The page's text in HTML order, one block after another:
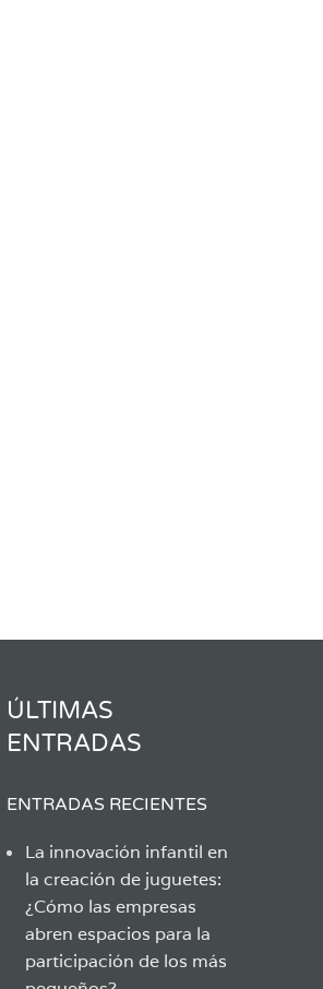
ÚLTIMAS
ENTRADAS
ENTRADAS RECIENTES
La innovación infantil en
la creación de juguetes:
¿Cómo las empresas
abren espacios para la
participación de los más